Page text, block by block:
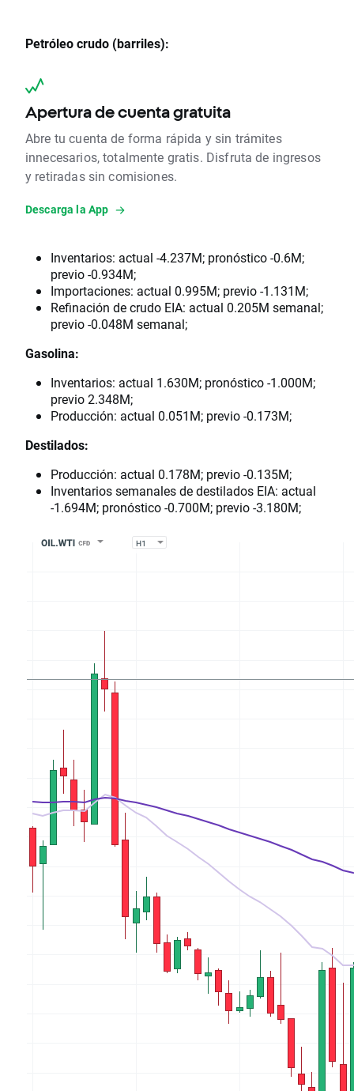
Petróleo crudo (barriles):
Apertura de cuenta gratuita
Abre tu cuenta de forma rápida y sin trámites
innecesarios, totalmente gratis. Disfruta de ingresos
y retiradas sin comisiones.
Descarga la App
Inventarios: actual -4.237M; pronóstico -0.6M;
previo -0.934M;
Importaciones: actual 0.995M; previo -1.131M;
Refinación de crudo EIA: actual 0.205M semanal;
previo -0.048M semanal;
Gasolina:
Inventarios: actual 1.630M; pronóstico -1.000M;
previo 2.348M;
Producción: actual 0.051M; previo -0.173M;
Destilados:
Producción: actual 0.178M; previo -0.135M;
Inventarios semanales de destilados EIA: actual
-1.694M; pronóstico -0.700M; previo -3.180M;